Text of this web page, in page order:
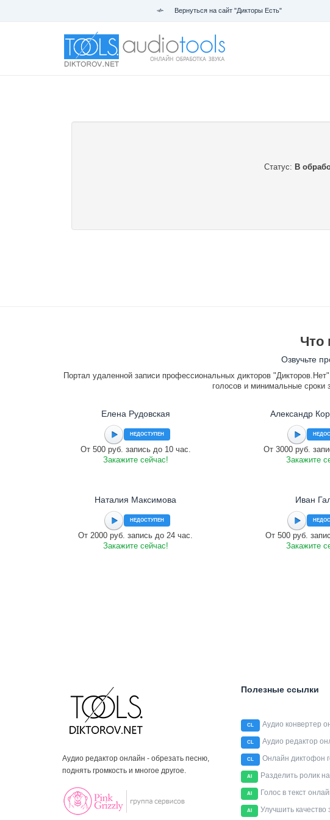
Вернуться на сайт "Дикторы Есть"
Статус: В
Что
Озвучьте
Портал удаленной записи профессиональных дикторов
голосов и минимальные сроки
Елена Рудовская
НЕДОСТУПЕН
От 500 руб. запись до 10 час.
Закажите сейчас!
Александр
От 3000 руб.
Закажите
Наталия Максимова
НЕДОСТУПЕН
От 2000 руб. запись до 24 час.
Закажите сейчас!
Иван
От 500 руб.
Закажите
Аудио редактор онлайн - обрезать песню,
поднять громкость и многое другое.
Полезные ссылки
CL Аудио конвертер
CL Аудио редактор
CL Онлайн диктофон
AI Разделить ролик
AI Голос в текст
AI Улучшить качество